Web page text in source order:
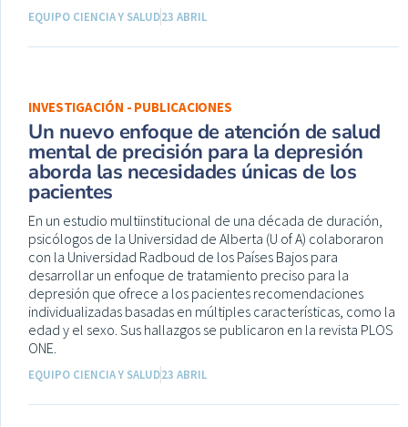
EQUIPO CIENCIA Y SALUD23 ABRIL
INVESTIGACIÓN - PUBLICACIONES
Un nuevo enfoque de atención de salud
mental de precisión para la depresión
aborda las necesidades únicas de los
pacientes
En un estudio multiinstitucional de una década de duración,
psicólogos de la Universidad de Alberta (U of A) colaboraron
con la Universidad Radboud de los Países Bajos para
desarrollar un enfoque de tratamiento preciso para la
depresión que ofrece a los pacientes recomendaciones
individualizadas basadas en múltiples características, como la
edad y el sexo. Sus hallazgos se publicaron en la revista PLOS
ONE.
EQUIPO CIENCIA Y SALUD23 ABRIL